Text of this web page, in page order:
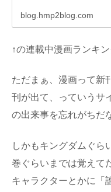
blog.hmp2blog.com
↑の連載中漫画ランキ
ただまぁ、漫画って新
刊が出て、っていうサ
の出来事を忘れがちだ
しかもキングダムぐら
巻ぐらいまでは覚えて
キャラクターとかに「